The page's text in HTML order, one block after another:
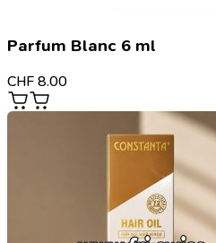
Parfum Blanc 6 ml
CHF 8.00